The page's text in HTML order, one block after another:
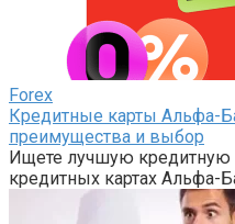
Forex
Кредитные карты Альфа-
преимущества и выбор
Ищете лучшую кредитную
кредитных картах Альфа-